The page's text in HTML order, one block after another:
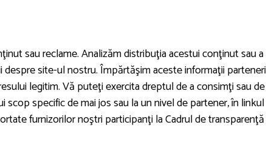
sau reclame. Analizăm distribuţia acestui conţinut sau a
site-ul nostru. Împărtăşim aceste informaţii
legitim. Vă puteţi exercita dreptul de a consimţi sau
specific de mai jos sau la un nivel de partener, în linkul
furnizorilor noştri participanţi la Cadrul de